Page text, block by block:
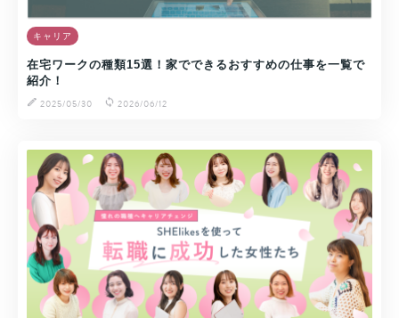
キャリア
在宅ワークの種類15選！家でできるおすすめの仕事を一覧で
紹介！
2025/05/30
2026/06/12